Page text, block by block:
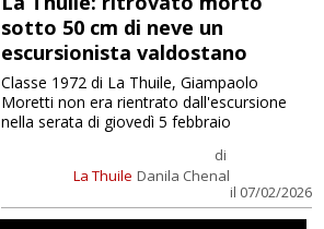
sotto 50 cm di neve un
escursionista valdostano
La Thuile
di
Danila Chenal
il 07/02/2026
Classe 1972 di La Thuile, Giampaolo
Moretti non era rientrato dall'escursione
nella serata di giovedì 5 febbraio